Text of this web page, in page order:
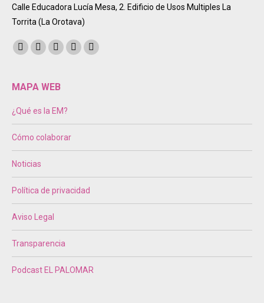
Calle Educadora Lucía Mesa, 2. Edificio de Usos Multiples La
Torrita (La Orotava)
Encuéntranos en:
Facebook
opens
new
Twitter
opens
new
Instagram
opens
new
Mail Sitio
MAPA WEB
¿Qué es la EM?
Cómo colaborar
Noticias
Política de privacidad
Aviso Legal
Transparencia
Podcast EL PALOMAR